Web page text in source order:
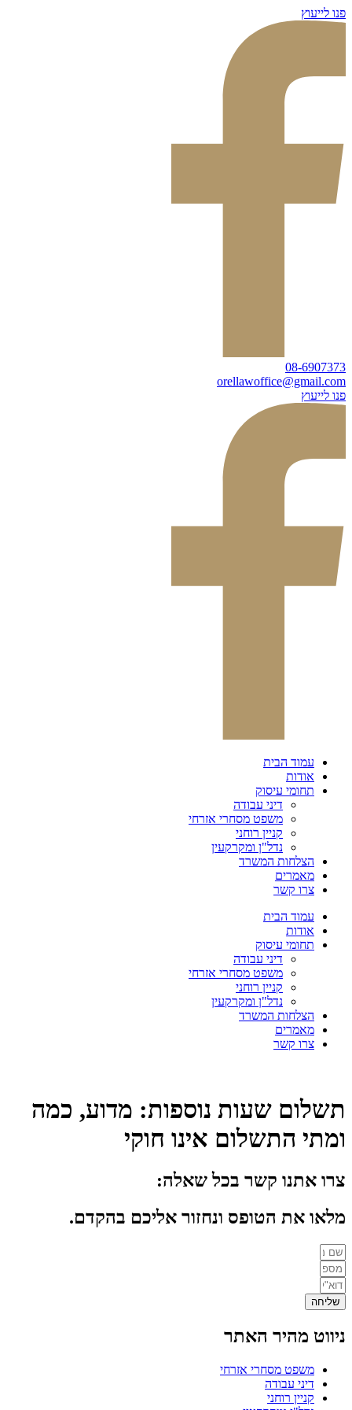
דלג
לתוכן
פנו לייעוץ
08-6907373
orellawoffice@gmail.com
פנו לייעוץ
עמוד הבית
אודות
תחומי עיסוק
דיני עבודה
משפט מסחרי אזרחי
קניין רוחני
נדל"ן ומקרקעין
הצלחות המשרד
מאמרים
צרו קשר
עמוד הבית
אודות
תחומי עיסוק
דיני עבודה
משפט מסחרי אזרחי
קניין רוחני
נדל"ן ומקרקעין
הצלחות המשרד
מאמרים
צרו קשר
תשלום שעות נוספות: מדוע, כמה
ומתי התשלום אינו חוקי
צרו אתנו קשר בכל שאלה:
מלאו את הטופס ונחזור אליכם בהקדם.
שליחה
ניווט מהיר האתר
משפט מסחרי אזרחי
דיני עבודה
קניין רוחני